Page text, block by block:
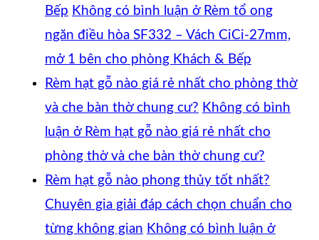
Bếp Không có bình luận ở Rèm tổ ong
ngăn điều hòa SF332 – Vách CiCi-27mm,
mở 1 bên cho phòng Khách & Bếp
Rèm hạt gỗ nào giá rẻ nhất cho phòng thờ
và che bàn thờ chung cư? Không có bình
luận ở Rèm hạt gỗ nào giá rẻ nhất cho
phòng thờ và che bàn thờ chung cư?
Rèm hạt gỗ nào phong thủy tốt nhất?
Chuyên gia giải đáp cách chọn chuẩn cho
từng không gian Không có bình luận ở